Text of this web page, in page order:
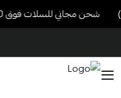
شحن مجاني للسلات فوق 350 ريال (تطبق الشروط والأحكام)